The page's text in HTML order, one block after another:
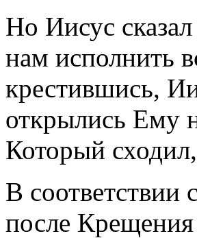
Но Иисус
нам исполнить
крестившись,
открылись Ему
Который
В соответствии
после